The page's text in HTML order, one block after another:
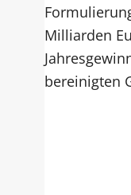
Milliarden
bereinigten